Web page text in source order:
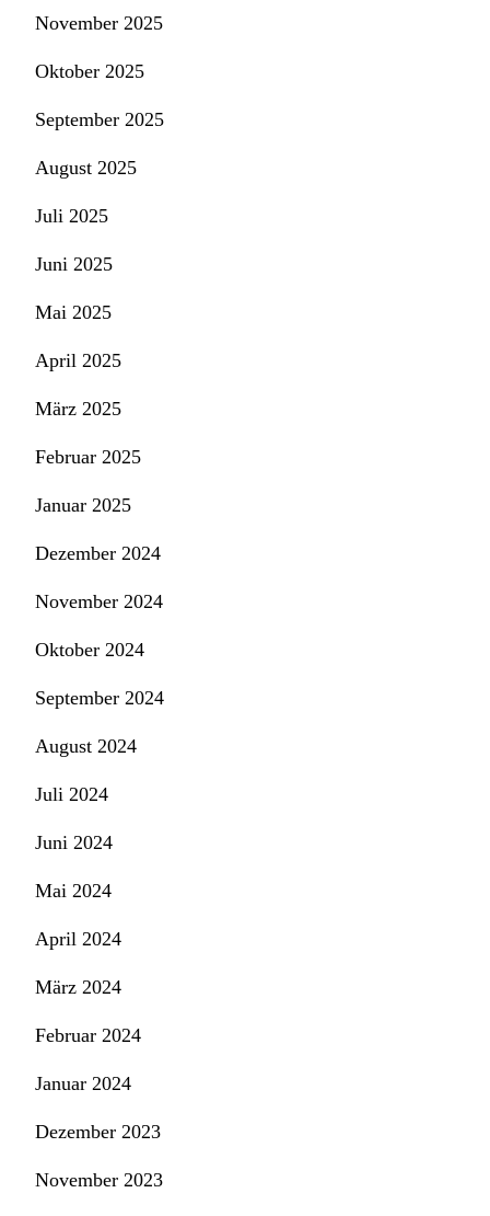
November 2025
Oktober 2025
September 2025
August 2025
Juli 2025
Juni 2025
Mai 2025
April 2025
März 2025
Februar 2025
Januar 2025
Dezember 2024
November 2024
Oktober 2024
September 2024
August 2024
Juli 2024
Juni 2024
Mai 2024
April 2024
März 2024
Februar 2024
Januar 2024
Dezember 2023
November 2023